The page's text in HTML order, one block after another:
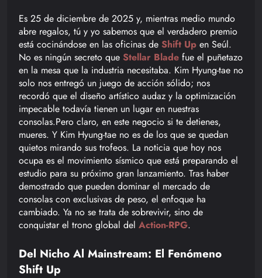
Es 25 de diciembre de 2025 y, mientras medio mundo
abre regalos, tú y yo sabemos que el verdadero premio
está cocinándose en las oficinas de Shift Up en Seúl.
No es ningún secreto que Stellar Blade fue el puñetazo
en la mesa que la industria necesitaba. Kim Hyung-tae no
solo nos entregó un juego de acción sólido; nos
recordó que el diseño artístico audaz y la optimización
impecable todavía tienen un lugar en nuestras
consolas.Pero claro, en este negocio si te detienes,
mueres. Y Kim Hyung-tae no es de los que se quedan
quietos mirando sus trofeos. La noticia que hoy nos
ocupa es el movimiento sísmico que está preparando el
estudio para su próximo gran lanzamiento. Tras haber
demostrado que pueden dominar el mercado de
consolas con exclusivas de peso, el enfoque ha
cambiado. Ya no se trata de sobrevivir, sino de
conquistar el trono global del Action-RPG.
Del Nicho Al Mainstream: El Fenómeno
Shift Up